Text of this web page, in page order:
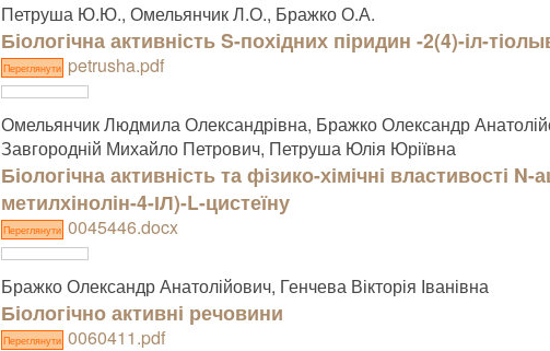
Петруша Ю.Ю., Омельянчик Л.О., Бражко О.А.
Біологічна активність S-похідних піридин -2(4)-іл-
Переглянутиpetrusha.pdf
Омельянчик Людмила Олександрівна, Бражко Олександр
Завгородній Михайло Петрович, Петруша Юлія Юріївна
Біологічна активність та фізико-хімічні властивості
метилхінолін-4-ІЛ)-L-цистеїну
Переглянути0045446.docx
Бражко Олександр Анатолійович, Генчева Вікторія Іванівна
Біологічно активні речовини
Переглянути0060411.pdf